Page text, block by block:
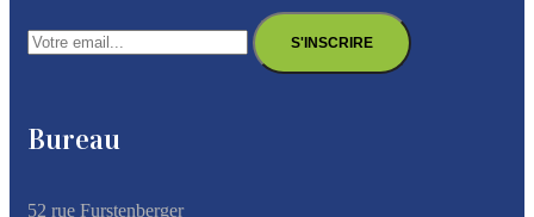
Bureau
52 rue Furstenberger